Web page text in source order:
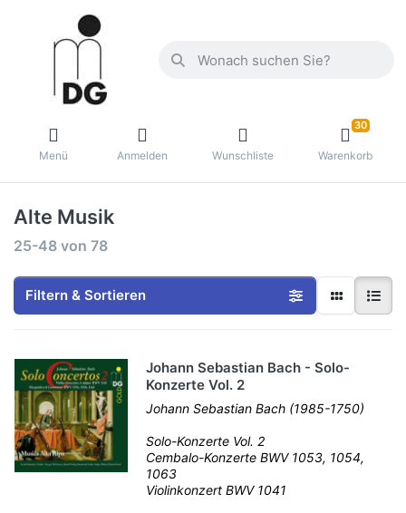
Menü Anmelden Wunschliste
30
Warenkorb
Alte Musik
25-48 von 78
Filtern & Sortieren
Johann Sebastian Bach - Solo-
Konzerte Vol. 2
Johann Sebastian Bach (1985-1750)
Solo-Konzerte Vol. 2
Cembalo-Konzerte BWV 1053, 1054,
1063
Violinkonzert BWV 1041